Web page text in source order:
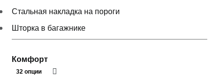
Стальная накладка на пороги
Шторка в багажнике
Комфорт
32 опции